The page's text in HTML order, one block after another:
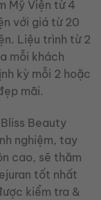
Mỹ Viện từ 4
với giá từ 20
Liệu trình từ 2
mỗi khách
kỳ mỗi 2 hoặc
mãi.
Beauty
nghiệm, tay
cao, sẽ thăm
tốt nhất
kiểm tra &